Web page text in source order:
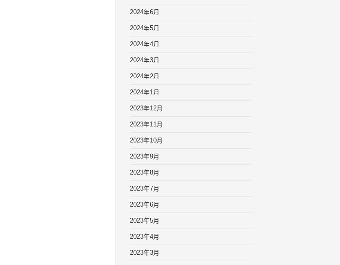
2024年6月
2024年5月
2024年4月
2024年3月
2024年2月
2024年1月
2023年12月
2023年11月
2023年10月
2023年9月
2023年8月
2023年7月
2023年6月
2023年5月
2023年4月
2023年3月